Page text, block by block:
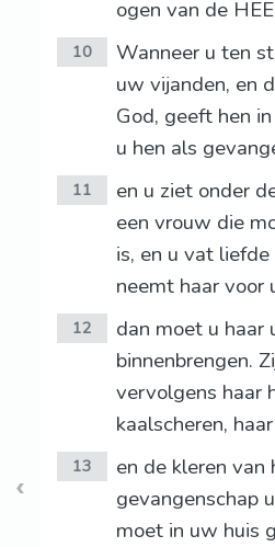
ogen van de
10
Wanneer u ten
uw vijanden, en
God, geeft hen
u hen als
11
en u ziet onder
een vrouw die
is, en u vat
neemt haar voor
12
dan moet u haar
binnenbrengen.
vervolgens haar
kaalscheren,
13
en de kleren van
gevangenschap
moet in uw huis